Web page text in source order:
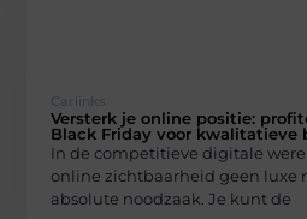
Carlinks
Versterk je online positie:
Black Friday voor kwalitatieve
In de competitieve digitale
online zichtbaarheid geen luxe
absolute noodzaak. Je kunt de